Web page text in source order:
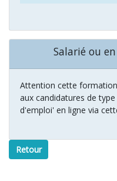
Salarié ou
Attention cette
aux candidatures de
d'emploi' en ligne via
Retour